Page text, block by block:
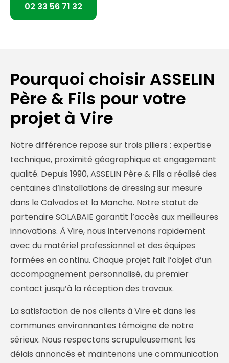
02 33 56 71 32
Pourquoi choisir ASSELIN
Père & Fils pour votre
projet à Vire
Notre différence repose sur trois piliers : expertise
technique, proximité géographique et engagement
qualité. Depuis 1990, ASSELIN Père & Fils a réalisé des
centaines d’installations de dressing sur mesure
dans le Calvados et la Manche. Notre statut de
partenaire SOLABAIE garantit l’accès aux meilleures
innovations. À Vire, nous intervenons rapidement
avec du matériel professionnel et des équipes
formées en continu. Chaque projet fait l’objet d’un
accompagnement personnalisé, du premier
contact jusqu’à la réception des travaux.
La satisfaction de nos clients à Vire et dans les
communes environnantes témoigne de notre
sérieux. Nous respectons scrupuleusement les
délais annoncés et maintenons une communication